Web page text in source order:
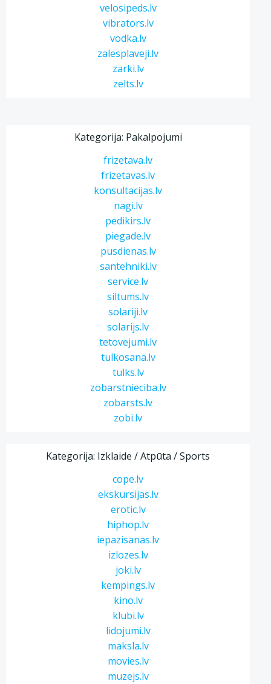
velosipeds.lv
vibrators.lv
vodka.lv
zalesplaveji.lv
zarki.lv
zelts.lv
Kategorija: Pakalpojumi
frizetava.lv
frizetavas.lv
konsultacijas.lv
nagi.lv
pedikirs.lv
piegade.lv
pusdienas.lv
santehniki.lv
service.lv
siltums.lv
solariji.lv
solarijs.lv
tetovejumi.lv
tulkosana.lv
tulks.lv
zobarstnieciba.lv
zobarsts.lv
zobi.lv
Kategorija: Izklaide / Atpūta / Sports
cope.lv
ekskursijas.lv
erotic.lv
hiphop.lv
iepazisanas.lv
izlozes.lv
joki.lv
kempings.lv
kino.lv
klubi.lv
lidojumi.lv
maksla.lv
movies.lv
muzejs.lv